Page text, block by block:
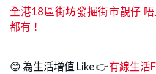
全港18區街坊發掘街市靚仔
都有！
😊 為生活增值 Like 👉有線生活